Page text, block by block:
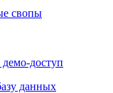
свопы
демо-доступ
данных